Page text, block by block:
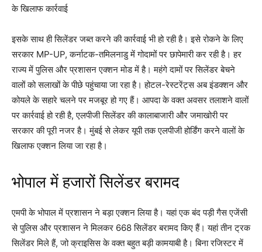
के खिलाफ कार्रवाई
इसके साथ ही सिलेंडर जब्त करने की कार्रवाई भी हो रही है। इसे रोकने के लिए
सरकार MP-UP, कर्नाटक-तमिलनाडु में गोदामों पर छापेमारी कर रही है। हर
राज्य में पुलिस और प्रशासन एक्शन मोड में है। महंगे दामों पर सिलेंडर बेचने
वालों को सलाखों के पीछे पहुंचाया जा रहा है। होटल-रेस्टरेंट्स अब इंडक्शन और
कोयले के सहारे चलने पर मजबूर हो गए हैं। आपदा के वक्त अवसर तलाशने वालों
पर कार्रवाई हो रही है, एलपीजी सिलेंडर की कालाबाजारी और जमाखोरी पर
सरकार की पूरी नजर है। मुंबई से लेकर यूपी तक एलपीजी होर्डिंग करने वालों के
खिलाफ एक्शन लिया जा रहा है।
भोपाल में हजारों सिलेंडर बरामद
एमपी के भोपाल में प्रशासन ने बड़ा एक्शन लिया है। यहां एक बंद पड़ी गैस एजेंसी
से पुलिस और प्रशासन ने मिलकर 668 सिलेंडर बरामद किए हैं। यहां तीन ट्रक
सिलेंडर मिले हैं, जो क्राइसिस के वक्त बहुत बड़ी कामयाबी है। बिना रजिस्टर में